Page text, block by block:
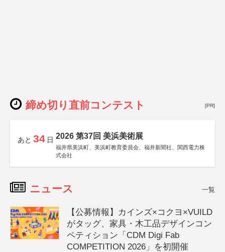
締め切り直前コンテスト [PR]
あと 34 日 2026 第37回 美浜美術展
福井県美浜町、美浜町教育委員会、福井新聞社、関西電力株
式会社
ニュース 一覧
【公募情報】カインズ×コクヨ×VUILD
がタッグ、家具・木工品デザインコン
ペティション「CDM Digi Fab
COMPETITION 2026」を初開催